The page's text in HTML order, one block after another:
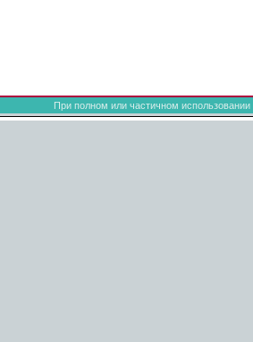
При полном или частичном